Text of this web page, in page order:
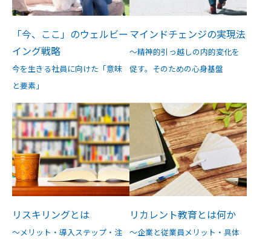
「今、ここ」のウェルビー
イング戦略
今を生きる社員に向けた「意味
と要素」
マインドチェンジの実現法
～精神的引っ越しの内的変化を
促す。そのための心身基盤
リスキリングとは
～メリット・導入ステップ・注
リカレント教育とは何か
～企業と従業員メリット・具体